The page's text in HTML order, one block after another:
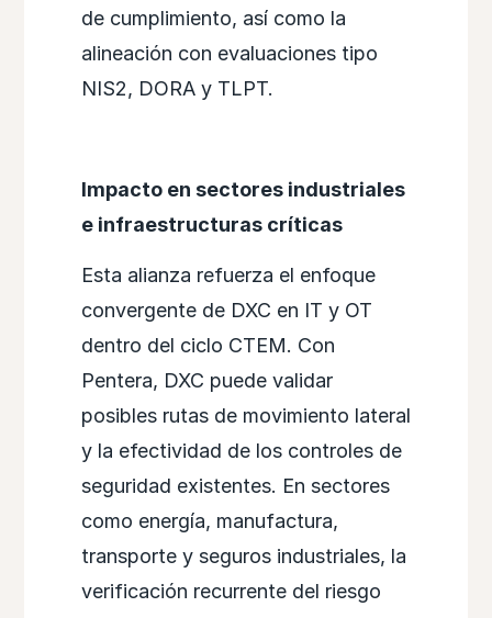
de cumplimiento, así como la
alineación con evaluaciones tipo
NIS2, DORA y TLPT.
Impacto en sectores industriales
e infraestructuras críticas
Esta alianza refuerza el enfoque
convergente de DXC en IT y OT
dentro del ciclo CTEM. Con
Pentera, DXC puede validar
posibles rutas de movimiento lateral
y la efectividad de los controles de
seguridad existentes. En sectores
como energía, manufactura,
transporte y seguros industriales, la
verificación recurrente del riesgo